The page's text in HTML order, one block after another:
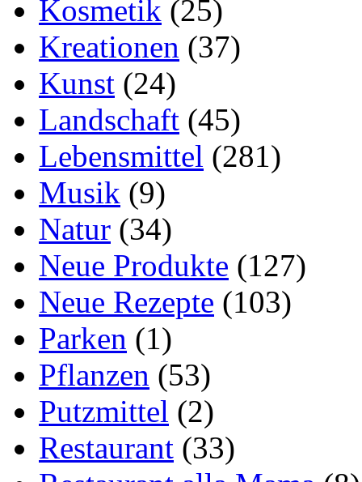
Kosmetik (25)
Kreationen (37)
Kunst (24)
Landschaft (45)
Lebensmittel (281)
Musik (9)
Natur (34)
Neue Produkte (127)
Neue Rezepte (103)
Parken (1)
Pflanzen (53)
Putzmittel (2)
Restaurant (33)